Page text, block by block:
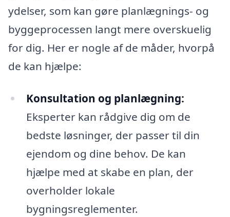
ydelser, som kan gøre planlægnings- og
byggeprocessen langt mere overskuelig
for dig. Her er nogle af de måder, hvorpå
de kan hjælpe:
Konsultation og planlægning:
Eksperter kan rådgive dig om de
bedste løsninger, der passer til din
ejendom og dine behov. De kan
hjælpe med at skabe en plan, der
overholder lokale
bygningsreglementer.